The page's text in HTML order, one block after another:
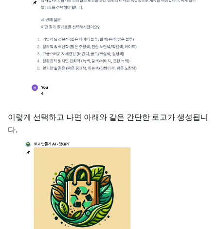
이렇게 선택하고 나면 아래와 같은 간단한 로고가 생성됩니
다.